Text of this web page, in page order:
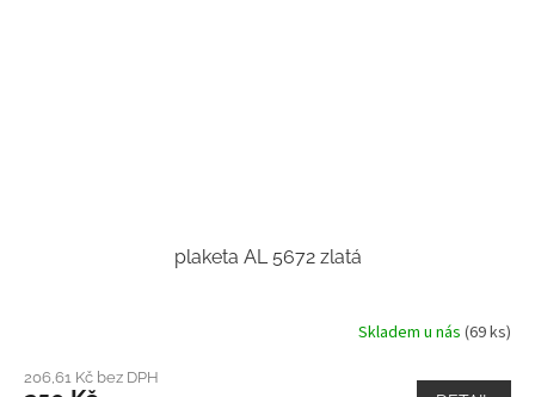
plaketa AL 5672 zlatá
Skladem u nás (69 ks)
206,61 Kč bez DPH